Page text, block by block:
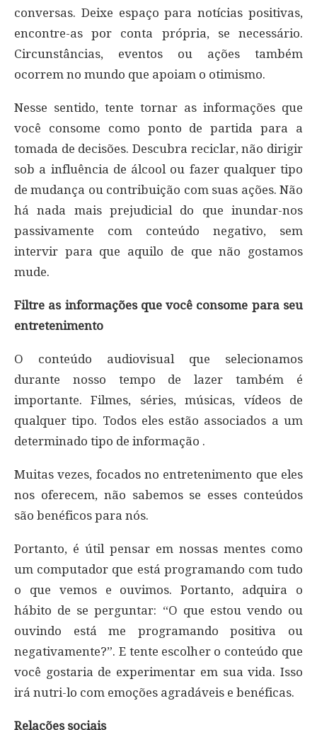
conversas. Deixe espaço para notícias positivas,
encontre-as por conta própria, se necessário.
Circunstâncias, eventos ou ações também
ocorrem no mundo que apoiam o otimismo.
Nesse sentido, tente tornar as informações que
você consome como ponto de partida para a
tomada de decisões. Descubra reciclar, não dirigir
sob a influência de álcool ou fazer qualquer tipo
de mudança ou contribuição com suas ações. Não
há nada mais prejudicial do que inundar-nos
passivamente com conteúdo negativo, sem
intervir para que aquilo de que não gostamos
mude.
Filtre as informações que você consome para seu
entretenimento
O conteúdo audiovisual que selecionamos
durante nosso tempo de lazer também é
importante. Filmes, séries, músicas, vídeos de
qualquer tipo. Todos eles estão associados a um
determinado tipo de informação .
Muitas vezes, focados no entretenimento que eles
nos oferecem, não sabemos se esses conteúdos
são benéficos para nós.
Portanto, é útil pensar em nossas mentes como
um computador que está programando com tudo
o que vemos e ouvimos. Portanto, adquira o
hábito de se perguntar: “O que estou vendo ou
ouvindo está me programando positiva ou
negativamente?”. E tente escolher o conteúdo que
você gostaria de experimentar em sua vida. Isso
irá nutri-lo com emoções agradáveis ​​e benéficas.
Relações sociais